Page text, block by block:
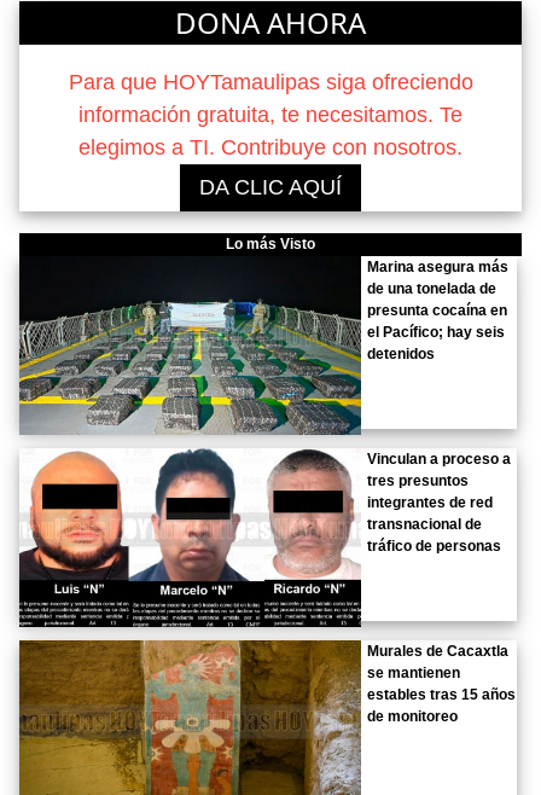
DONA AHORA
Para que HOYTamaulipas siga ofreciendo
información gratuita, te necesitamos. Te
elegimos a TI. Contribuye con nosotros.
DA CLIC AQUÍ
Lo más Visto
Marina asegura más
de una tonelada de
presunta cocaína en
el Pacífico; hay seis
detenidos
Vinculan a proceso a
tres presuntos
integrantes de red
transnacional de
tráfico de personas
Murales de Cacaxtla
se mantienen
estables tras 15 años
de monitoreo